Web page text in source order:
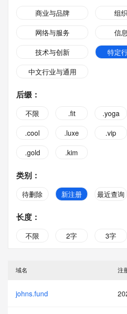
商业与品牌
组
网络与服务
信
技术与创新
特定
中文行业与通用
后缀 ：
不限 .fit .yoga
.cool
.luxe .vip
.gold
.kim
类别 ：
待删除 新注册 最近查询
长度 ：
不限 2字 3字
域名 注
johns.fund